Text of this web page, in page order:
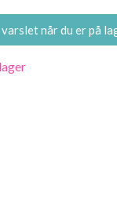
når du er på